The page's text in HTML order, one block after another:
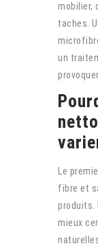
mobilier,
taches.
un
Le
fibre et
produits.
mieux